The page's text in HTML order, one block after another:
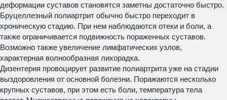
деформации суставов становятся заметны достаточно быстро.
Бруцеллезный полиартрит обычно быстро переходит в
хроническую стадию. При нем наблюдаются отеки и боли, а
также ограничивается подвижность пораженных суставов.
Возможно также увеличение лимфатических узлов,
характерная волнообразная лихорадка.
Дизентерия провоцирует развитие полиартрита уже на стадии
выздоровления от основной болезни. Поражаются несколько
крупных суставов, при этом есть боли, температура тела